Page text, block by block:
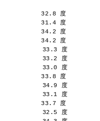
32.8 度
31.4 度
34.2 度
34.2 度
33.3 度
33.2 度
33.0 度
33.8 度
34.9 度
33.1 度
33.7 度
32.5 度